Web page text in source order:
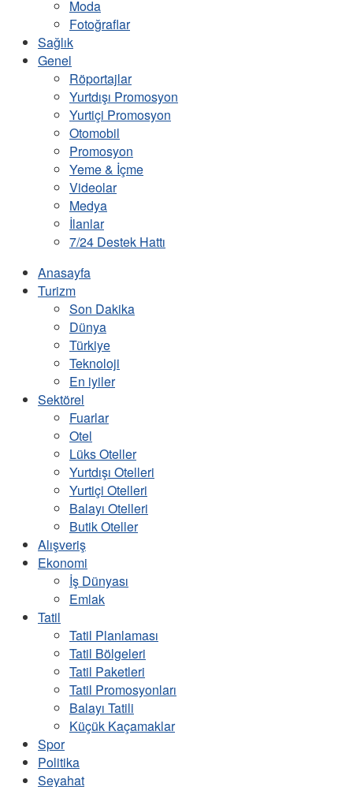
Moda
Fotoğraflar
Sağlık
Genel
Röportajlar
Yurtdışı Promosyon
Yurtiçi Promosyon
Otomobil
Promosyon
Yeme & İçme
Videolar
Medya
İlanlar
7/24 Destek Hattı
Anasayfa
Turizm
Son Dakika
Dünya
Türkiye
Teknoloji
En iyiler
Sektörel
Fuarlar
Otel
Lüks Oteller
Yurtdışı Otelleri
Yurtiçi Otelleri
Balayı Otelleri
Butik Oteller
Alışveriş
Ekonomi
İş Dünyası
Emlak
Tatil
Tatil Planlaması
Tatil Bölgeleri
Tatil Paketleri
Tatil Promosyonları
Balayı Tatili
Küçük Kaçamaklar
Spor
Politika
Seyahat